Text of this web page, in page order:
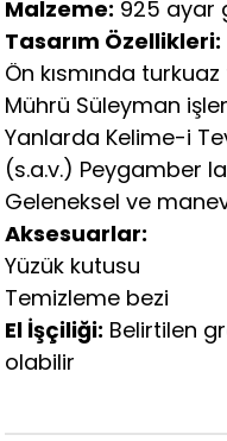
Malzeme: 925 ayar
Tasarım Özellikleri:
Ön kısmında turkuaz
Mührü Süleyman
Yanlarda Kelime-i
(s.a.v.) Peygamber
Geleneksel ve
Aksesuarlar:
Yüzük kutusu
Temizleme bezi
El İşçiliği: Belirtilen
olabilir